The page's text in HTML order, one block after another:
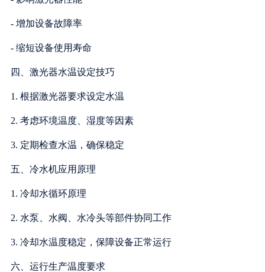
- 增加设备故障率
- 缩短设备使用寿命
四、激光器水温设定技巧
1. 根据激光器要求设定水温
2. 考虑环境温度、湿度等因素
3. 定期检查水温，确保稳定
五、冷水机应用原理
1. 冷却水循环原理
2. 水泵、水阀、水冷头等部件协同工作
3. 冷却水温度稳定，保障设备正常运行
六、运行生产温度要求